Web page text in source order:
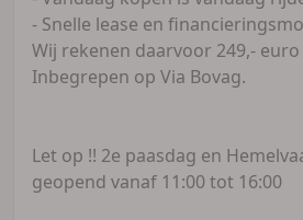
- Snelle lease en
Wij rekenen daarvoor 249,-
Inbegrepen op Via Bovag.
Let op !! 2e paasdag en
geopend vanaf 11:00 tot 16:00